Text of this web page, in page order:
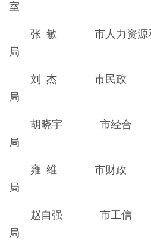
张 敏 市人力资源和
刘 杰 市民政
胡晓宇 市经合
雍 维 市财政
赵自强 市工信